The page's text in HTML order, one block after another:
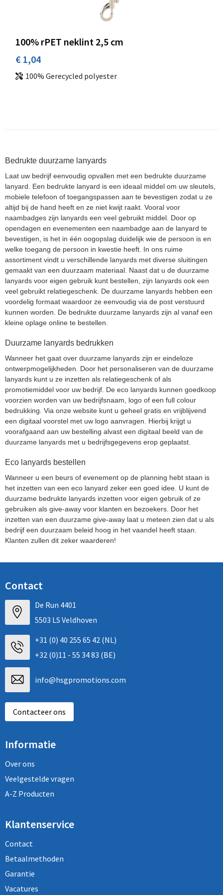
100% rPET neklint 2,5 cm
€ 1,04
100% Gerecycled polyester
Bedrukte duurzame lanyards
Laat uw bedrijf eenvoudig opvallen met een bedrukte duurzame
lanyard. Een bedrukte lanyard is een ideaal middel om uw sleutels,
mobiele telefoon of toegangspassen aan te bevestigen zodat u ze
altijd bij de hand heeft en ze niet kwijt raakt. Vooral voor
naambadges zijn lanyards een veel gebruikt middel. Door op
opendagen en evenementen een naambadge aan de lanyard te
bevestigen, is het in één oogopslag duidelijk wie de persoon is en
welke toegang de persoon in kwestie heeft. In ons ruime
assortiment vindt u verschillende lanyards met diverse sluitingen
gemaakt van een duurzaam materiaal. Naast dat u de duurzame
lanyards voor eigen gebruik kunt bestellen, zijn lanyards ook een
veel gebruikt relatiegeschenk. De duurzame lanyards hebben een
voordelig formaat waardoor ze eenvoudig via de post verstuurd
kunnen worden. De bedrukte duurzame lanyards zijn al vanaf een
kleine oplage online te bestellen.
Duurzame lanyards bedrukken
Wanneer het gaat over duurzame lanyards zijn er eindeloze
ontwerpmogelijkheden. Door het personaliseren van de duurzame
lanyards kunt u ze inzetten als relatiegeschenk of als
promotiemiddel voor uw bedrijf. De eco lanyards kunnen goedkoop
voorzien worden van uw bedrijfsnaam, logo of een full colour
bedrukking. Via onze website kunt u geheel gratis en vrijblijvend
een digitaal voorstel met uw logo aanvragen. Hierbij krijgt u
voorafgaand aan uw bestelling alvast een digitaal beeld van de
duurzame lanyards met u bedrijfsgegevens erop geplaatst.
Eco lanyards bestellen
Wanneer u een beurs of evenement op de planning hebt staan is
het inzetten van een eco lanyard zeker een goed idee. U kunt de
duurzame bedrukte lanyards inzetten voor eigen gebruik of ze
gebruiken als give-away voor klanten en bezoekers. Door het
inzetten van een duurzame give-away laat u meteen zien dat u als
bedrijf een duurzaam beleid hoog in het vaandel heeft staan.
Klanten zullen dit zeker waarderen!
Contact
De Run 4401
5503 LS Veldhoven
+31 (0) 40 255 65 42 (NL)
+32 (0)11 - 55 34 83 (BE)
info@hsgpromotions.com
Contacteer ons
Informatie
Over ons
Veelgestelde vragen
A-Z Producten
Klantenservice
Contact
Betaalmethoden
Garantie
Vacatures